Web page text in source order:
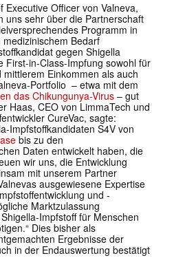
Executive Officer von Valneva,
uns sehr über die Partnerschaft
Programm in
Bedarf
gegen Shigella
First-in-Class-Impfung sowohl für
Einkommen als auch
Portfolio – etwa mit dem
das Chikungunya-Virus– gut
Haas, CEO von LimmaTech und
CureVac, sagte:
Impfstoffkandidaten S4V von
bis zu den
Daten entwickelt haben, die
wir uns, die Entwicklung
mit unserem Partner
ausgewiesene Expertise
und -
Marktzulassung
Impfstoff für Menschen
Dies bisher als
Ergebnisse der
in der Endauswertung bestätigt